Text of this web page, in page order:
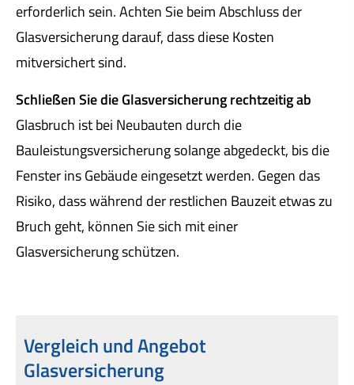
erforderlich sein. Achten Sie beim Abschluss der
Glasversicherung darauf, dass diese Kosten
mitversichert sind.
Schließen Sie die Glasversicherung rechtzeitig ab
Glasbruch ist bei Neubauten durch die
Bauleistungsversicherung solange abgedeckt, bis die
Fenster ins Gebäude eingesetzt werden. Gegen das
Risiko, dass während der restlichen Bauzeit etwas zu
Bruch geht, können Sie sich mit einer
Glasversicherung schützen.
Vergleich und Angebot
Glasversicherung